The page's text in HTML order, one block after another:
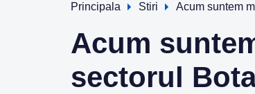
Principala Stiri Acum suntem
Acum
sectorul